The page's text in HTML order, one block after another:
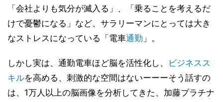
「会社よりも気分が滅入る」、「乗ることを考えるだ
けで憂鬱になる」など、サラリーマンにとっては大き
なストレスになっている「電車通勤 」。
しかし実は、通勤電車ほど脳を活性化し、
ビジネスス
キルを高める、刺激的な空間はないーーーそう話すの
は、1万人以上の脳画像を分析してきた、加藤プラチナ